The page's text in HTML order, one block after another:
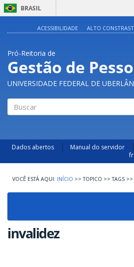
BRASIL
ACESSIBILIDADE ALTO
Pró-Reitoria de
Gestão de
UNIVERSIDADE FEDERAL DE
Dados abertos Manual do servidor
INÍCIO >> TOPICO >> TAGS >>
invalidez